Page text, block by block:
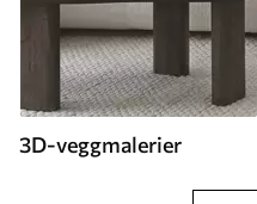
3D-veggmalerier